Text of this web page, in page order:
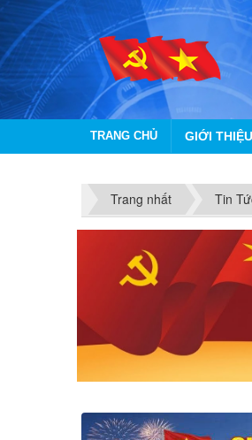
TRANG CHỦ GIỚI THIỆU
Trang nhất
Tin